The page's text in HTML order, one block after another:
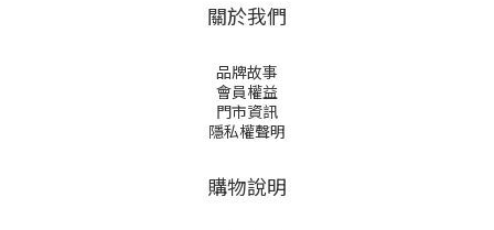
關於我們
品牌故事
會員權益
門市資訊
隱私權聲明
購物說明